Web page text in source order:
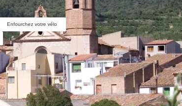
Enfourchez votre vélo